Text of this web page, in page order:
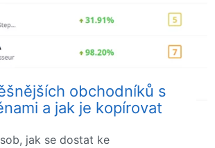
obchodníků s
a jak je kopírovat
jak se dostat ke